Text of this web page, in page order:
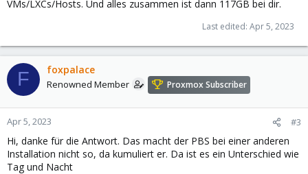
VMs/LXCs/Hosts. Und alles zusammen ist dann 117GB bei dir.
Last edited: Apr 5, 2023
F foxpalace
Renowned Member Proxmox Subscriber
Apr 5, 2023 #3
Hi, danke für die Antwort. Das macht der PBS bei einer anderen
Installation nicht so, da kumuliert er. Da ist es ein Unterschied wie
Tag und Nacht